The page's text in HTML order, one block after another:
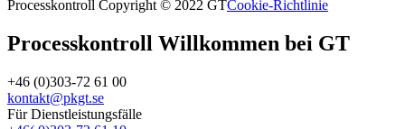
Processkontroll Copyright © 2022 GTCookie-Richtlinie
Processkontroll Willkommen bei GT
+46 (0)303-72 61 00
kontakt@pkgt.se
Für Dienstleistungsfälle